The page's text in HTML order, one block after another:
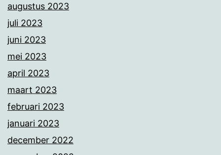
augustus 2023
juli 2023
juni 2023
mei 2023
april 2023
maart 2023
februari 2023
januari 2023
december 2022